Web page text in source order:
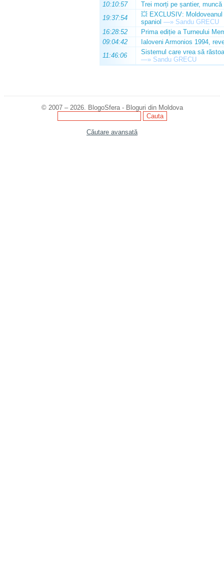
10:10:57
Trei morți pe șantier, muncă
19:37:54
💥 EXCLUSIV:
spaniol —» Sandu GRECU
16:28:52
Prima ediție a Turneului
09:04:42
Ialoveni Armonios 1994,
11:46:06
Sistemul care vrea să
—» Sandu GRECU
© 2007 – 2026. BlogoSfera - Bloguri din Moldova
Căutare avansată